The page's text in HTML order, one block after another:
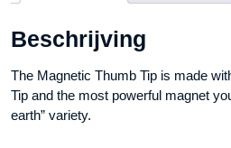
Beschrijving
The Magnetic Thumb Tip is made
Tip and the most powerful magnet
earth” variety.